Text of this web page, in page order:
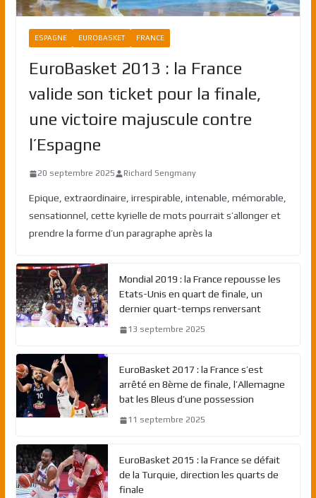
ESPAGNE EUROBASKET FRANCE
EuroBasket 2013 : la France
valide son ticket pour la finale,
une victoire majuscule contre
l’Espagne
20 septembre 2025 Richard Sengmany
Epique, extraordinaire, irrespirable, intenable, mémorable,
sensationnel, cette kyrielle de mots pourrait s’allonger et
prendre la forme d’un paragraphe après la
Mondial 2019 : la France repousse les
Etats-Unis en quart de finale, un
dernier quart-temps renversant
13 septembre 2025
EuroBasket 2017 : la France s’est
arrêté en 8ème de finale, l’Allemagne
bat les Bleus d’une possession
11 septembre 2025
EuroBasket 2015 : la France se défait
de la Turquie, direction les quarts de
finale